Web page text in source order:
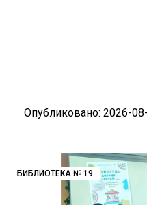
Опубликовано: 2026-
БИБЛИОТЕКА № 19